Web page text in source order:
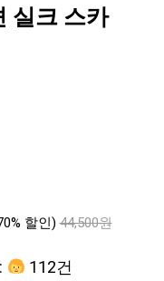
실크 스카
할인) 44,500원
112건